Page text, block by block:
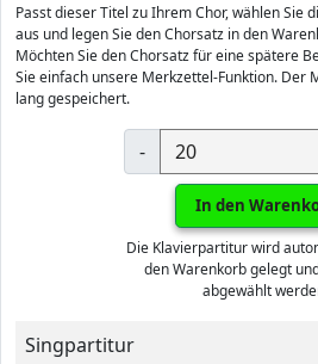
Passt dieser Titel zu Ihrem Chor, wählen Sie
aus und legen Sie den Chorsatz in den
Möchten Sie den Chorsatz für eine spätere
Sie einfach unsere Merkzettel-Funktion. Der
lang gespeichert.
-
In den
Die Klavierpartitur wird
den Warenkorb gelegt
abgewählt
Singpartitur